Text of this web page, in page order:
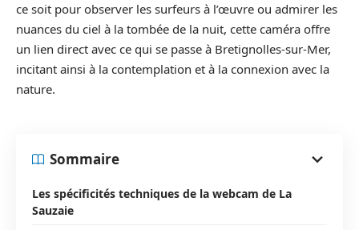
ce soit pour observer les surfeurs à l’œuvre ou admirer les
nuances du ciel à la tombée de la nuit, cette caméra offre
un lien direct avec ce qui se passe à Bretignolles-sur-Mer,
incitant ainsi à la contemplation et à la connexion avec la
nature.
Sommaire
Les spécificités techniques de la webcam de La
Sauzaie